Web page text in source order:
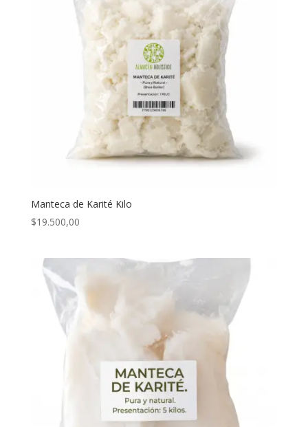
Manteca de Karité Kilo
$19.500,00